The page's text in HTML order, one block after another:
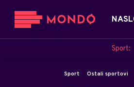
Sport:
Sport Ostali sportovi